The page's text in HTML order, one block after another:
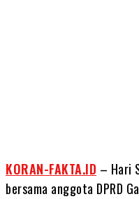
KORAN-FAKTA.ID – Hari
bersama anggota DPRD